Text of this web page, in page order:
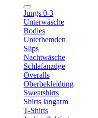
Jungs 0-3
Unterwäsche
Bodies
Unterhemden
Slips
Nachtwäsche
Schlafanzüge
Overalls
Oberbekleidung
Sweatshirts
Shirts langarm
T-Shirts